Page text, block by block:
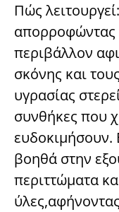
Πώς
απορροφώντας
περιβάλλον
σκόνης και
υγρασίας
συνθήκες που
ευδοκιμήσουν.
βοηθά στην
περιττώματα